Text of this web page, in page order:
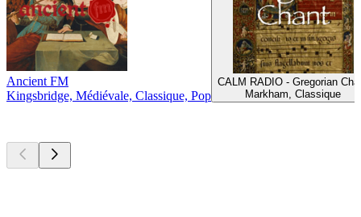
Ancient FM
Kingsbridge, Médiévale, Classique, Pop
CALM RADIO - Gregorian
Markham, Classique